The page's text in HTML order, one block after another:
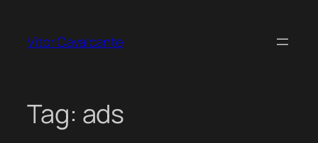
Vitor Cavalcante
Tag: ads